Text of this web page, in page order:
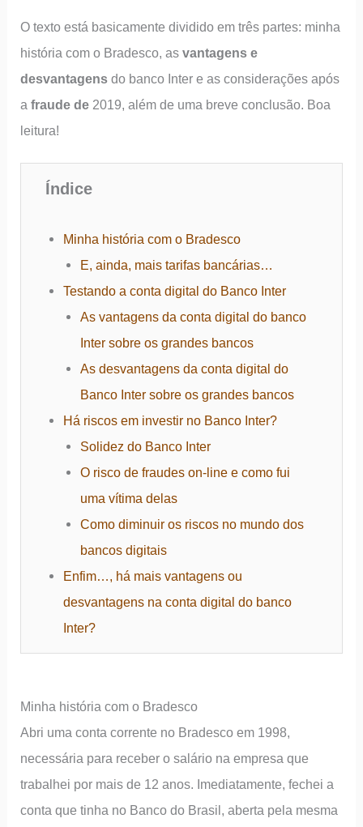
O texto está basicamente dividido em três partes: minha
história com o Bradesco, asvantagens e
desvantagens do banco Inter e as considerações após
afraude de 2019, além de uma breve conclusão. Boa
leitura!
Índice
Minha história com o Bradesco
E, ainda, mais tarifas bancárias…
Testando a conta digital do Banco Inter
As vantagens da conta digital do banco
Inter sobre os grandes bancos
As desvantagens da conta digital do
Banco Inter sobre os grandes bancos
Há riscos em investir no Banco Inter?
Solidez do Banco Inter
O risco de fraudes on-line e como fui
uma vítima delas
Como diminuir os riscos no mundo dos
bancos digitais
Enfim…, há mais vantagens ou
desvantagens na conta digital do banco
Inter?
Minha história com o Bradesco
Abri uma conta corrente no Bradesco em 1998,
necessária para receber o salário na empresa que
trabalhei por mais de 12 anos. Imediatamente, fechei a
conta que tinha no Banco do Brasil, aberta pela mesma